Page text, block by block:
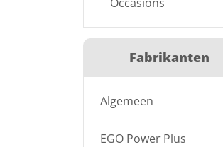
Fabrikanten
Algemeen
EGO Power Plus